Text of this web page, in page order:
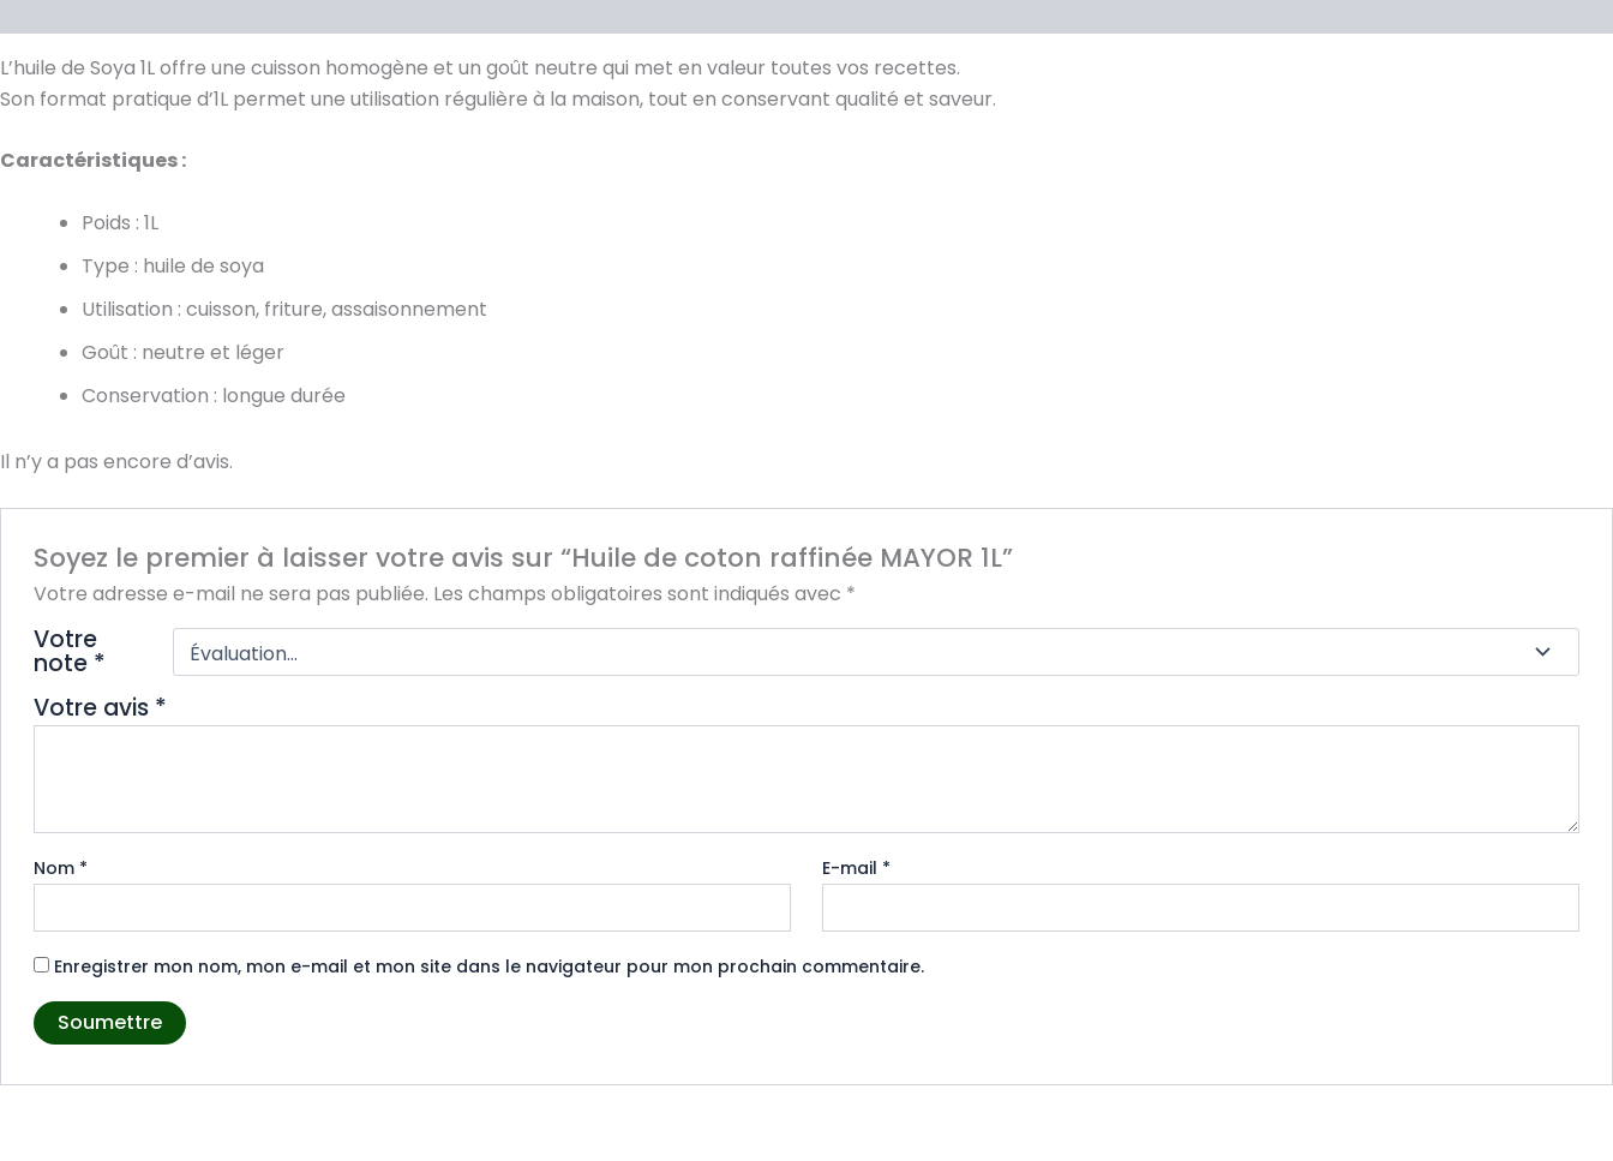
L’huile de Soya 1L offre une cuisson homogène et un goût neutre qui met en valeur toutes vos recettes.
Son format pratique d’1L permet une utilisation régulière à la maison, tout en conservant qualité et saveur.
Caractéristiques :
Poids : 1L
Type : huile de soya
Utilisation : cuisson, friture, assaisonnement
Goût : neutre et léger
Conservation : longue durée
Il n’y a pas encore d’avis.
Soyez le premier à laisser votre avis sur “Huile de coton raffinée MAYOR 1L”
Votre adresse e-mail ne sera pas publiée. Les champs obligatoires sont indiqués avec *
Votre
note *
Votre avis *
Nom * E-mail *
Enregistrer mon nom, mon e-mail et mon site dans le navigateur pour mon prochain commentaire.